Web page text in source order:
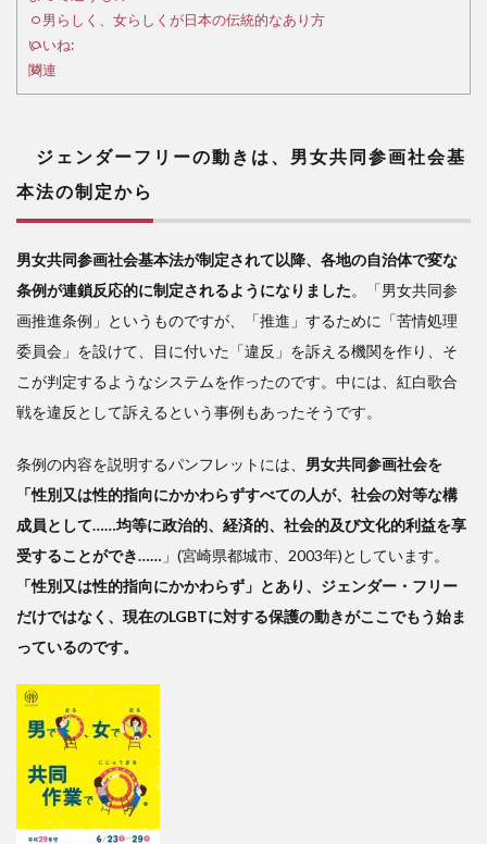
は、
男女
共同
参画
法の
制定
から
男
はそ
れぞ
れの
社会
的、
的、
さら
には
伝統
的状
況に
よっ
て違
うも
男
く、
女ら
しく
男らしく、女らしくが日本の伝統的なあり方
いいね:
関連
ジェンダーフリーの動きは、 男女共同参画社会基
本法の制定から
男女共同参画社会基本法が制定されて以降、各地の自治体で変な
条例が連鎖反応的に制定されるようになりました。「男女共同参
画推進条例」というものですが、「推進」するために「苦情処理
委員会」を設けて、目に付いた「違反」を訴える機関を作り、そ
こが判定するようなシステムを作ったのです。中には、紅白歌合
戦を違反として訴えるという事例もあったそうです。
条例の内容を説明するパンフレットには、 男女共同参画社会を
「性別又は性的指向にかかわらずすべての人が、社会の対等な構
成員として……均等に政治的、経済的、社会的及び文化的利益を享
受することができ…… 」(宮崎県都城市、2003年)としています。
「性別又は性的指向にかかわらず」とあり、ジェンダー・フリー
だけではなく、現在のLGBTに対する保護の動きがここでもう始ま
っているのです。